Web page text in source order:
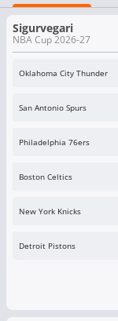
Sigurvegari
NBA Cup 2026-27
Oklahoma City Thunder
San Antonio Spurs
Philadelphia 76ers
Boston Celtics
New York Knicks
Detroit Pistons